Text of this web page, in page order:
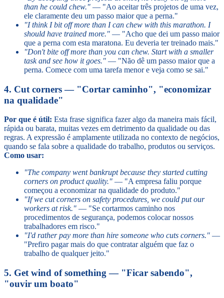
than he could chew." — "Ao aceitar três projetos de uma vez,
ele claramente deu um passo maior que a perna."
"I think I bit off more than I can chew with this marathon. I
should have trained more." — "Acho que dei um passo maior
que a perna com esta maratona. Eu deveria ter treinado mais."
"Don't bite off more than you can chew. Start with a smaller
task and see how it goes." — "Não dê um passo maior que a
perna. Comece com uma tarefa menor e veja como se sai."
4. Cut corners — "Cortar caminho", "economizar
na qualidade"
Por que é útil: Esta frase significa fazer algo da maneira mais fácil,
rápida ou barata, muitas vezes em detrimento da qualidade ou das
regras. A expressão é amplamente utilizada no contexto de negócios,
quando se fala sobre a qualidade do trabalho, produtos ou serviços.
Como usar:
"The company went bankrupt because they started cutting
corners on product quality." — "A empresa faliu porque
começou a economizar na qualidade do produto."
"If we cut corners on safety procedures, we could put our
workers at risk." — "Se cortarmos caminho nos
procedimentos de segurança, podemos colocar nossos
trabalhadores em risco."
"I'd rather pay more than hire someone who cuts corners." —
"Prefiro pagar mais do que contratar alguém que faz o
trabalho de qualquer jeito."
5. Get wind of something — "Ficar sabendo",
"ouvir um boato"